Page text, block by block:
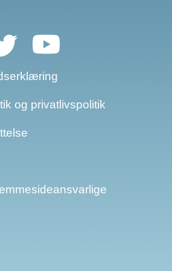
og privatlivspolitik